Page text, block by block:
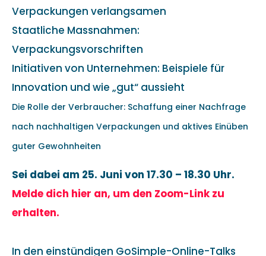
Verpackungen verlangsamen
Staatliche Massnahmen:
Verpackungsvorschriften
Initiativen von Unternehmen: Beispiele für
Innovation und wie „gut“ aussieht
Die Rolle der Verbraucher: Schaffung einer Nachfrage
nach nachhaltigen Verpackungen und aktives Einüben
guter Gewohnheiten
Sei dabei am 25. Juni von 17.30 – 18.30 Uhr.
Melde dich hier an, um den Zoom-Link zu
erhalten.
In den einstündigen GoSimple-Online-Talks